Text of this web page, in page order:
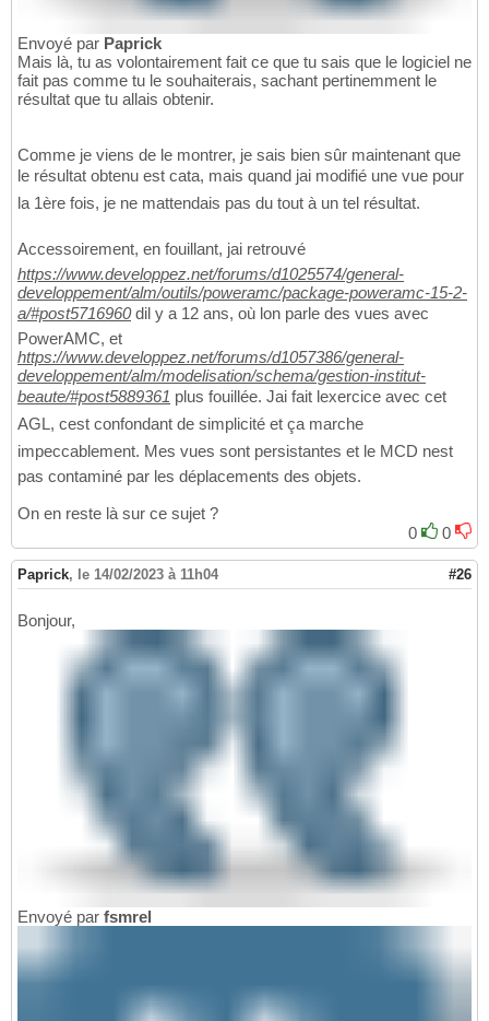
Envoyé par Paprick
Mais là, tu as volontairement fait ce que tu sais que le logiciel ne
fait pas comme tu le souhaiterais, sachant pertinemment le
résultat que tu allais obtenir.
Comme je viens de le montrer, je sais bien sûr maintenant que
le résultat obtenu est cata, mais quand jai modifié une vue pour
la 1ère fois, je ne mattendais pas du tout à un tel résultat.
Accessoirement, en fouillant, jai retrouvé
https://www.developpez.net/forums/d1025574/general-
developpement/alm/outils/poweramc/package-poweramc-15-2-
a/#post5716960dil y a 12 ans, où lon parle des vues avec
PowerAMC, et
https://www.developpez.net/forums/d1057386/general-
developpement/alm/modelisation/schema/gestion-institut-
beaute/#post5889361 plus fouillée. Jai fait lexercice avec cet
AGL, cest confondant de simplicité et ça marche
impeccablement. Mes vues sont persistantes et le MCD nest
pas contaminé par les déplacements des objets.
On en reste là sur ce sujet ?
0
0
Paprick, le 14/02/2023 à 11h04 #26
Bonjour,
Envoyé par fsmrel